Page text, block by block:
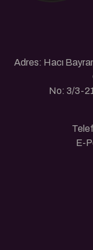
Adres: Hacı
No: 3/3-
E-